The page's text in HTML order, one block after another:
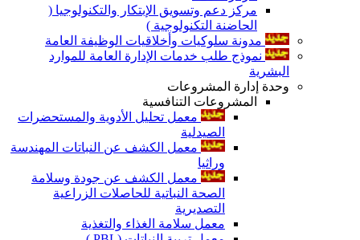
مركز دعم وتسويق الإبتكار والتكنولوجيا (
الحاضنة التكنولوجية )
مدونة سلوكيات وأخلاقيات الوظيفة العامة
نموذج طلب خدمات الإدارة العامة للموارد
البشرية
وحدة إدارة المشروعات
المشروعات التنافسية
معمل تحليل الأدوية والمستحضرات
الصيدلية
معمل الكشف عن النباتات المهندسة
وراثيا
معمل الكشف عن جودة وسلامة
الصحة النباتية للحاصلات الزراعية
التصديرية
معمل سلامة الغذاء والتغذية